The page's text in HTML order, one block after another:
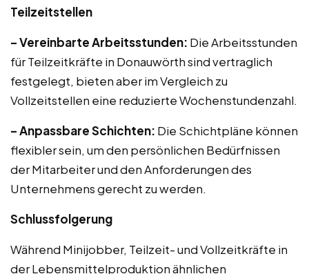
Teilzeitstellen
– Vereinbarte Arbeitsstunden: Die Arbeitsstunden
für Teilzeitkräfte in Donauwörth sind vertraglich
festgelegt, bieten aber im Vergleich zu
Vollzeitstellen eine reduzierte Wochenstundenzahl.
– Anpassbare Schichten: Die Schichtpläne können
flexibler sein, um den persönlichen Bedürfnissen
der Mitarbeiter und den Anforderungen des
Unternehmens gerecht zu werden.
Schlussfolgerung
Während Minijobber, Teilzeit- und Vollzeitkräfte in
der Lebensmittelproduktion ähnlichen